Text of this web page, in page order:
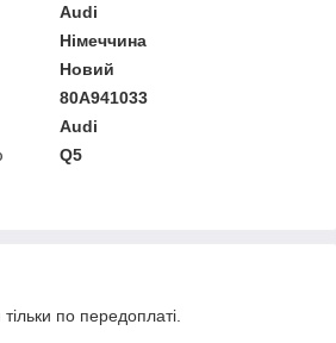
Audi
Німеччина
Новий
80A941033
Audi
Q5
по передоплаті.